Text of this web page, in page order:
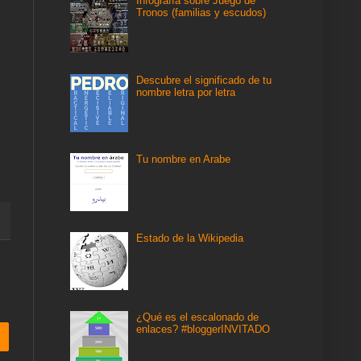
Tronos (familias y escudos)
Descubre el significado de tu
nombre letra por letra
Tu nombre en Arabe
Estado de la Wikipedia
¿Qué es el escalonado de
enlaces? #bloggerINVITADO